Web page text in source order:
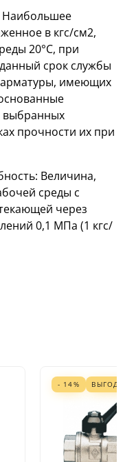
Наибольшее
в кгс/см2,
20°С, при
срок службы
арматуры, имеющих
выбранных
прочности их при
Величина,
среды с
через
0,1 МПа (1 кгс/
- 14% ВЫГОДА